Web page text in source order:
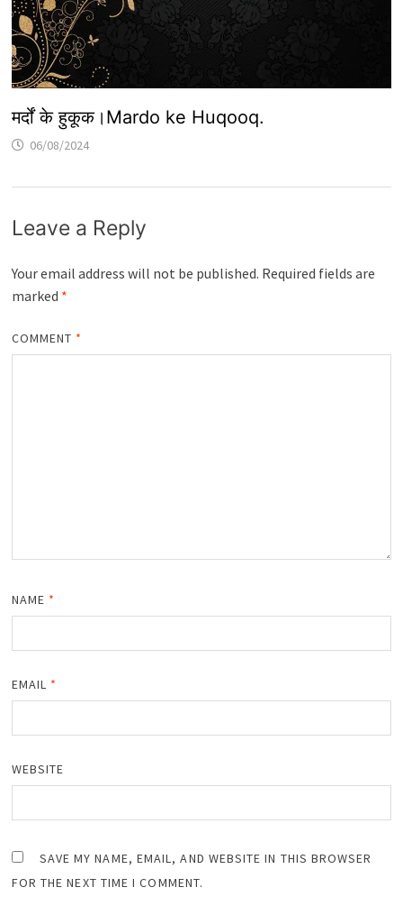
मर्दों के हुकूक।Mardo ke Huqooq.
06/08/2024
Leave a Reply
Your email address will not be published. Required fields are
marked *
COMMENT *
NAME *
EMAIL *
WEBSITE
SAVE MY NAME, EMAIL, AND WEBSITE IN THIS BROWSER
FOR THE NEXT TIME I COMMENT.